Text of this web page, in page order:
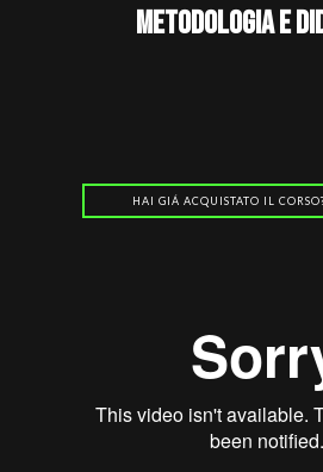
metodologia e
HAI GIÁ ACQUISTATO IL